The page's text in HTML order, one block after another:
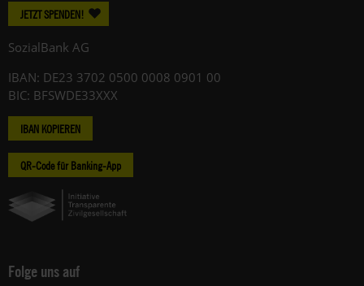
JETZT SPENDEN!
SozialBank AG
IBAN: DE23 3702 0500 0008 0901 00
BIC: BFSWDE33XXX
IBAN KOPIEREN
QR-Code für Banking-App
Folge uns auf